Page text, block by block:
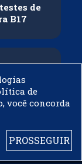
de
B17
de
de
você concorda
PROSSEGUIR